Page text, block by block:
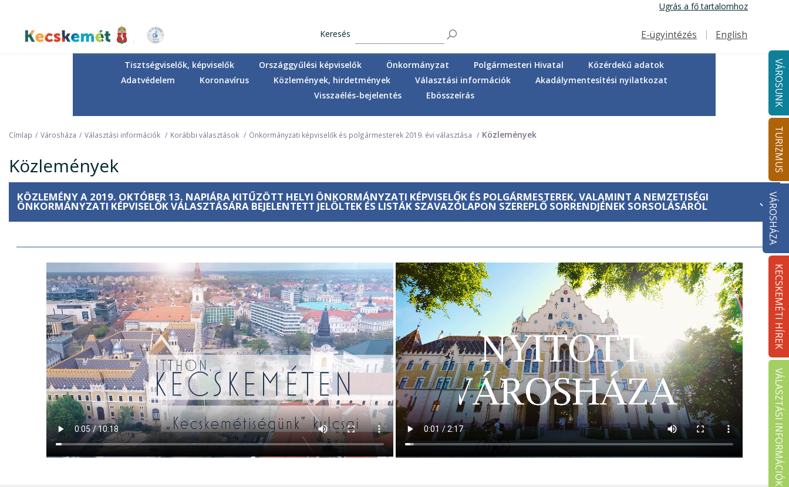
tartalomra
Ugrás a fő tartalomhoz
Kecskemét Város Honlapja
Keresés
Felső navigáció
E-ügyintézés English
VÁROSUNK
TURIZMUS
VÁROSHÁZA
KECSKEMÉTI HÍREK
VÁLASZTÁSI INFORMÁCIÓK
Tisztségviselők, képviselők Országgyűlési képviselők Önkormányzat Polgármesteri Hivatal
Közérdekű adatok
Adatvédelem
Koronavírus Közlemények, hirdetmények Választási információk
Akadálymentesítési nyilatkozat
Visszaélés-bejelentés
Ebösszeírás
Címlap Városháza Választási információk Korábbi választások Önkormányzati képviselők és polgármesterek 2019. évi választása Közlemények
Közlemények
KÖZLEMÉNY A 2019. OKTÓBER 13. NAPIÁRA KITŰZÖTT HELYI ÖNKORMÁNYZATI KÉPVISELŐK ÉS POLGÁRMESTEREK, VALAMINT A NEMZETISÉGI
ÖNKORMÁNYZATI KÉPVISELŐK VÁLASZTÁSÁRA BEJELENTETT JELÖLTEK ÉS LISTÁK SZAVAZÓLAPON SZEREPLŐ SORRENDJÉNEK SORSOLÁSÁRÓL